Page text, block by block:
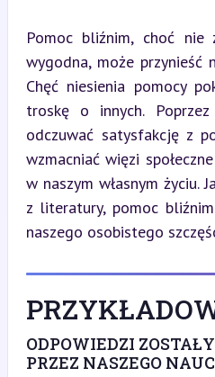
Pomoc bliźnim, choć
wygodna, może przynieść
Chęć niesienia pomocy
troskę o innych.
odczuwać satysfakcję z
wzmacniać więzi
w naszym własnym życiu.
z literatury, pomoc
naszego osobistego
ODPOWIEDZI
PRZEZ NASZEGO